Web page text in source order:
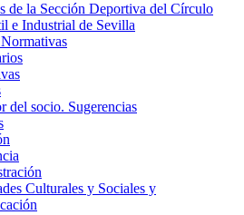
de la Sección Deportiva del Círculo
e Industrial de Sevilla
del socio. Sugerencias
Culturales y Sociales y